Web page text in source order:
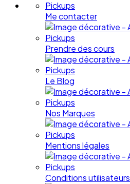
Me contacter
Prendre des cours
Le Blog
Nos Marques
Mentions légales
Conditions utilisateurs